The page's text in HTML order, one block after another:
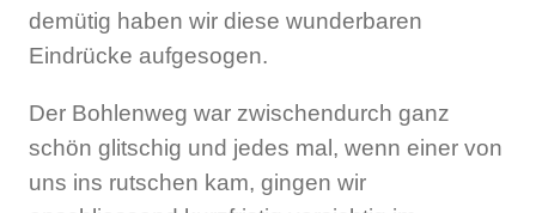
demütig haben wir diese wunderbaren
Eindrücke aufgesogen.
Der Bohlenweg war zwischendurch ganz
schön glitschig und jedes mal, wenn einer von
uns ins rutschen kam, gingen wir